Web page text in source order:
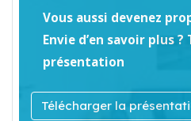
Vous aussi devenez
Envie d’en savoir plus
présentation
Télécharger la